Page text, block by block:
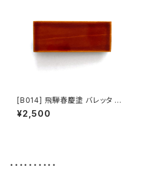
[B014] 飛騨春慶塗 バレッタ 小
（茶）
¥2,500
・・・・・・・・・・